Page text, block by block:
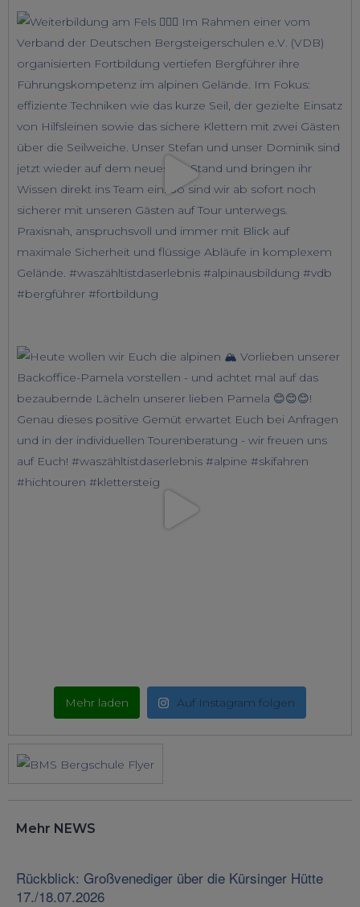
Mehr laden Auf Instagram folgen
Mehr NEWS
Rückblick: Großvenediger über die Kürsinger Hütte
17./18.07.2026